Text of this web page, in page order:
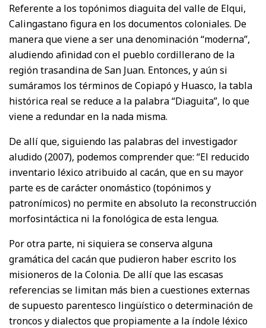
Referente a los topónimos diaguita del valle de Elqui,
Calingastano figura en los documentos coloniales. De
manera que viene a ser una denominación “moderna”,
aludiendo afinidad con el pueblo cordillerano de la
región trasandina de San Juan. Entonces, y aún si
sumáramos los términos de Copiapó y Huasco, la tabla
histórica real se reduce a la palabra “Diaguita”, lo que
viene a redundar en la nada misma.
De allí que, siguiendo las palabras del investigador
aludido (2007), podemos comprender que: “El reducido
inventario léxico atribuido al cacán, que en su mayor
parte es de carácter onomástico (topónimos y
patronímicos) no permite en absoluto la reconstrucción
morfosintáctica ni la fonológica de esta lengua.
Por otra parte, ni siquiera se conserva alguna
gramática del cacán que pudieron haber escrito los
misioneros de la Colonia. De allí que las escasas
referencias se limitan más bien a cuestiones externas
de supuesto parentesco lingüístico o determinación de
troncos y dialectos que propiamente a la índole léxico